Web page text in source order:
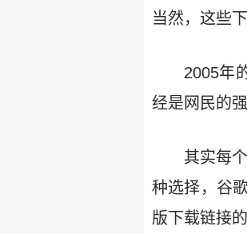
当然，这些
2005年
经是网民的强
其实每
种选择，谷
版下载链接的